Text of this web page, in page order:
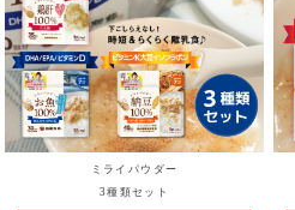
ミライパウダー
3種類セット